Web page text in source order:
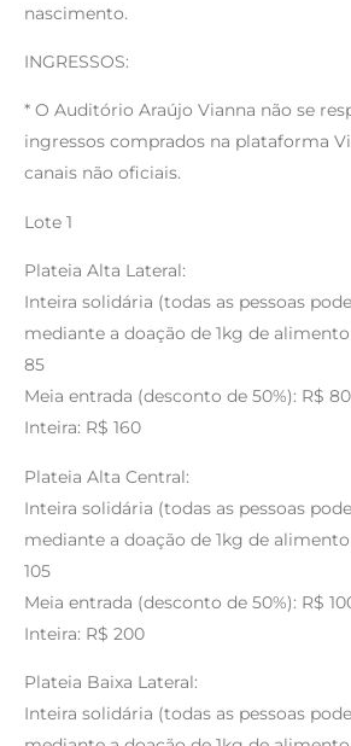
nascimento.
INGRESSOS:
* O Auditório Araújo Vianna não se
ingressos comprados na plataforma
canais não oficiais.
Lote 1
Plateia Alta Lateral:
Inteira solidária (todas as pessoas
mediante a doação de 1kg de
85
Meia entrada (desconto de 50%): R$ 80
Inteira: R$ 160
Plateia Alta Central:
Inteira solidária (todas as pessoas
mediante a doação de 1kg de
105
Meia entrada (desconto de 50%): R$
Inteira: R$ 200
Plateia Baixa Lateral:
Inteira solidária (todas as pessoas